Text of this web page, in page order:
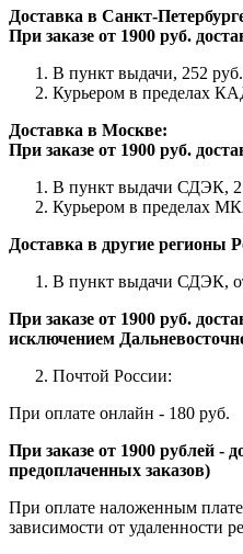
Доставка в Санкт-
При заказе от 1900 руб.
В пункт выдачи, 252 руб. ­­
Курьером в пределах
Доставка в Москве:
При заказе от 1900 руб.
В пункт выдачи СДЭК,
Курьером в пределах
Доставка в другие регионы
В пункт выдачи СДЭК,
При заказе от 1900 руб.
исключением
Почтой России:
При оплате онлайн - 180 руб.
При заказе от 1900 рублей -
предоплаченных заказов)
При оплате наложенным
зависимости от удаленности